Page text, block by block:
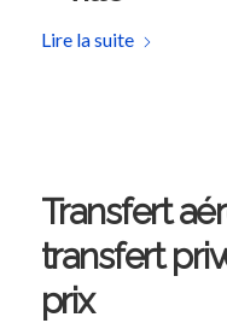
Lire la suite
Transfert
transfert
prix